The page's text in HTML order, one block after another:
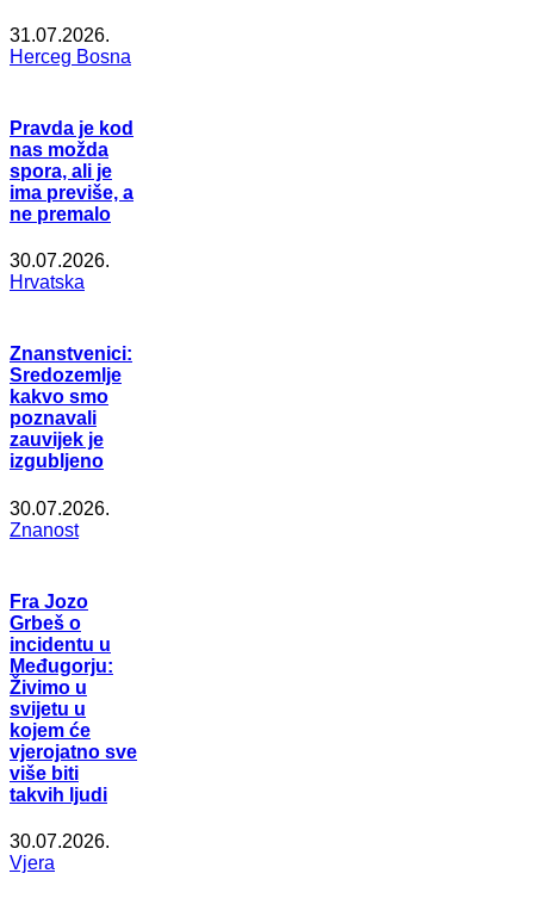
31.07.2026.
Herceg Bosna
Pravda je kod
nas možda
spora, ali je
ima previše, a
ne premalo
30.07.2026.
Hrvatska
Znanstvenici:
Sredozemlje
kakvo smo
poznavali
zauvijek je
izgubljeno
30.07.2026.
Znanost
Fra Jozo
Grbeš o
incidentu u
Međugorju:
Živimo u
svijetu u
kojem će
vjerojatno sve
više biti
takvih ljudi
30.07.2026.
Vjera